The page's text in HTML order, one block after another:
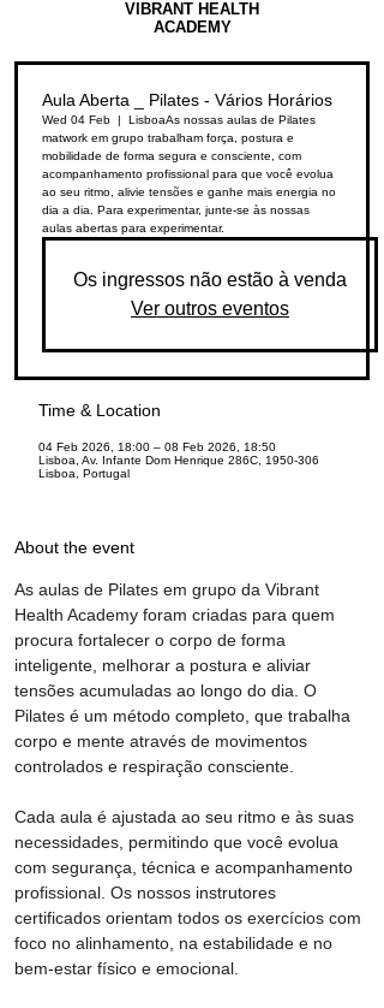
VIBRANT HEALTH
ACADEMY
Aula Aberta _ Pilates - Vários Horários
Wed 04 Feb
  |
LisboaAs nossas aulas de Pilates
matwork em grupo trabalham força, postura e
mobilidade de forma segura e consciente, com
acompanhamento profissional para que você evolua
ao seu ritmo, alivie tensões e ganhe mais energia no
dia a dia. Para experimentar, junte-se às nossas
aulas abertas para experimentar.
Os ingressos não estão à venda
Ver outros eventos
Time & Location
04 Feb 2026, 18:00 – 08 Feb 2026, 18:50
Lisboa, Av. Infante Dom Henrique 286C, 1950-306
Lisboa, Portugal
About the event
As aulas de Pilates em grupo da Vibrant
Health Academy foram criadas para quem
procura fortalecer o corpo de forma
inteligente, melhorar a postura e aliviar
tensões acumuladas ao longo do dia. O
Pilates é um método completo, que trabalha
corpo e mente através de movimentos
controlados e respiração consciente.
Cada aula é ajustada ao seu ritmo e às suas
necessidades, permitindo que você evolua
com segurança, técnica e acompanhamento
profissional. Os nossos instrutores
certificados orientam todos os exercícios com
foco no alinhamento, na estabilidade e no
bem-estar físico e emocional.